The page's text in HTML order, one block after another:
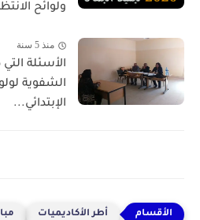
ولوائح
منذ 5 سنة
الأسئلة
الشفوية
الإبتدائي...
أطر الأكاديميات